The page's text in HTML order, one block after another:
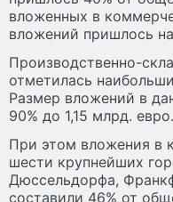
вложенных в
вложений пришлось
Производственно-
отметилась
Размер вложений в
90% до 1,15 млрд. евро.
При этом вложения в
шести крупнейших
Дюссельдорфа,
составили 46% от